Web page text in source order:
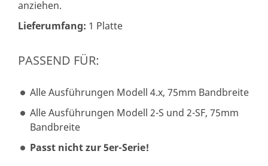
anziehen.
Lieferumfang: 1 Platte
PASSEND FÜR:
Alle Ausführungen Modell 4.x, 75mm Bandbreite
Alle Ausführungen Modell 2-S und 2-SF, 75mm
Bandbreite
Passt nicht zur 5er-Serie!